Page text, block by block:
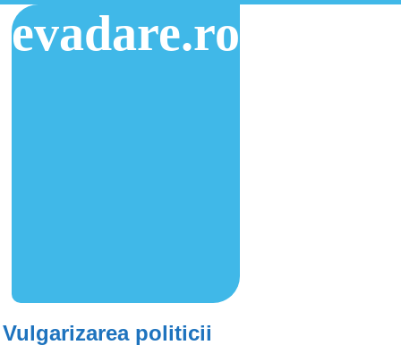
evadare.ro
Vulgarizarea politicii